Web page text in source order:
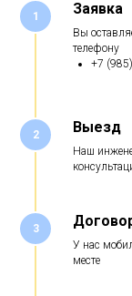
1 Заявка
Вы
телефону
+7
2 Выезд
Наш
3
У нас
месте